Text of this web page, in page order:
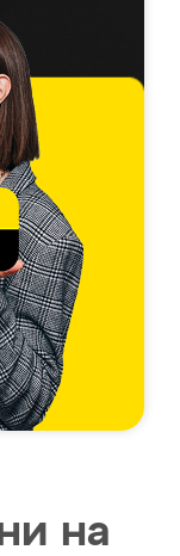
на